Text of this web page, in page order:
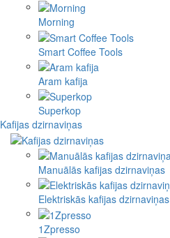
Morning
Smart Coffee Tools
Aram kafija
Superkop
Kafijas dzirnaviņas
Manuālās kafijas dzirnaviņas
Elektriskās kafijas dzirnaviņas
1Zpresso